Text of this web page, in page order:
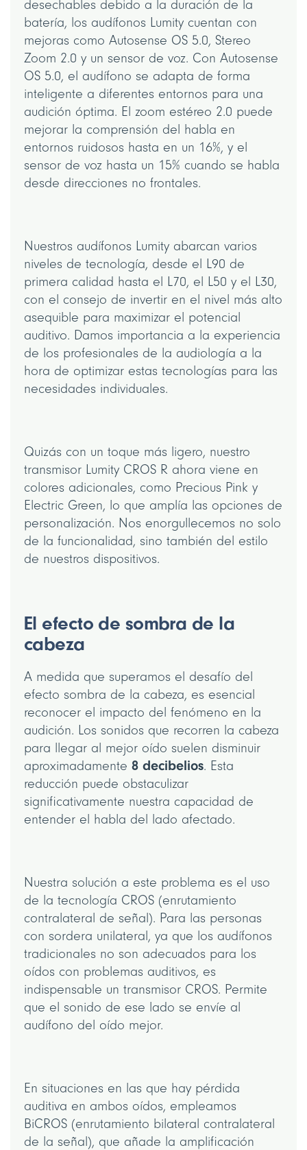
desechables debido a la duración de la
batería, los audífonos Lumity cuentan con
mejoras como Autosense OS 5.0, Stereo
Zoom 2.0 y un sensor de voz. Con Autosense
OS 5.0, el audífono se adapta de forma
inteligente a diferentes entornos para una
audición óptima. El zoom estéreo 2.0 puede
mejorar la comprensión del habla en
entornos ruidosos hasta en un 16%, y el
sensor de voz hasta un 15% cuando se habla
desde direcciones no frontales.
Nuestros audífonos Lumity abarcan varios
niveles de tecnología, desde el L90 de
primera calidad hasta el L70, el L50 y el L30,
con el consejo de invertir en el nivel más alto
asequible para maximizar el potencial
auditivo. Damos importancia a la experiencia
de los profesionales de la audiología a la
hora de optimizar estas tecnologías para las
necesidades individuales.
Quizás con un toque más ligero, nuestro
transmisor Lumity CROS R ahora viene en
colores adicionales, como Precious Pink y
Electric Green, lo que amplía las opciones de
personalización. Nos enorgullecemos no solo
de la funcionalidad, sino también del estilo
de nuestros dispositivos.
El efecto de sombra de la
cabeza
A medida que superamos el desafío del
efecto sombra de la cabeza, es esencial
reconocer el impacto del fenómeno en la
audición. Los sonidos que recorren la cabeza
para llegar al mejor oído suelen disminuir
aproximadamente 8 decibelios. Esta
reducción puede obstaculizar
significativamente nuestra capacidad de
entender el habla del lado afectado.
Nuestra solución a este problema es el uso
de la tecnología CROS (enrutamiento
contralateral de señal). Para las personas
con sordera unilateral, ya que los audífonos
tradicionales no son adecuados para los
oídos con problemas auditivos, es
indispensable un transmisor CROS. Permite
que el sonido de ese lado se envíe al
audífono del oído mejor.
En situaciones en las que hay pérdida
auditiva en ambos oídos, empleamos
BiCROS (enrutamiento bilateral contralateral
de la señal), que añade la amplificación